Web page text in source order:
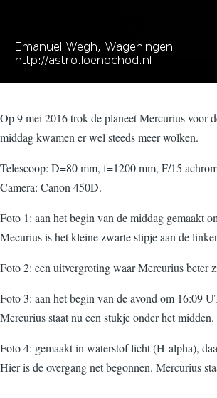
Op 9 mei 2016 trok de planeet Mercurius voor
middag kwamen er wel steeds meer wolken.
Telescoop: D=80 mm, f=1200 mm, F/15
Camera: Canon 450D.
Foto 1: aan het begin van de middag gemaakt
Mecurius is het kleine zwarte stipje aan de
Foto 2: een uitvergroting waar Mercurius beter
Foto 3: aan het begin van de avond om 16:09
Mercurius staat nu een stukje onder het midden.
Foto 4: gemaakt in waterstof licht (H-alpha),
Hier is de overgang net begonnen. Mercurius